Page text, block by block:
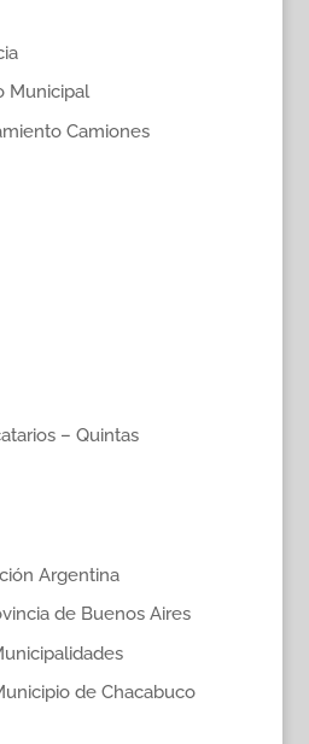
Municipal
Camiones
– Quintas
Argentina
de Buenos Aires
de Chacabuco